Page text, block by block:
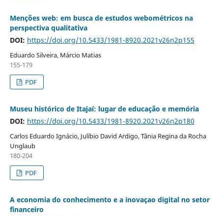
Menções web: em busca de estudos webométricos na
perspectiva qualitativa
DOI: https://doi.org/10.5433/1981-8920.2021v26n2p155
Eduardo Silveira, Márcio Matias
155-179
PDF
Museu histórico de Itajaí: lugar de educação e memória
DOI: https://doi.org/10.5433/1981-8920.2021v26n2p180
Carlos Eduardo Ignácio, Julíbio David Ardigo, Tânia Regina da Rocha
Unglaub
180-204
PDF
A economia do conhecimento e a inovaçao digital no setor
financeiro